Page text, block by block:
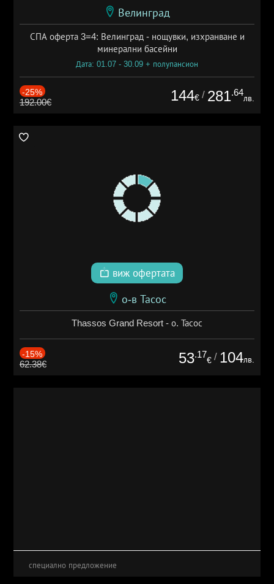
Велинград
СПА оферта 3=4: Велинград - нощувки, изхранване и
минерални басейни
Дата: 01.07 - 30.09 + полупансион
-25%
192.00€ 144€ / 281.64
лв.
виж офертата
о-в Тасос
Thassos Grand Resort - о. Тасос
-15%
62.38€ 53.17
€ / 104лв.
специално предложение